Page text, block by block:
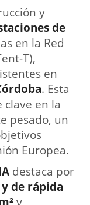
y
de
en la Red
T),
en
. Esta
en la
pesado, un
Europea.
destaca por
de rápida